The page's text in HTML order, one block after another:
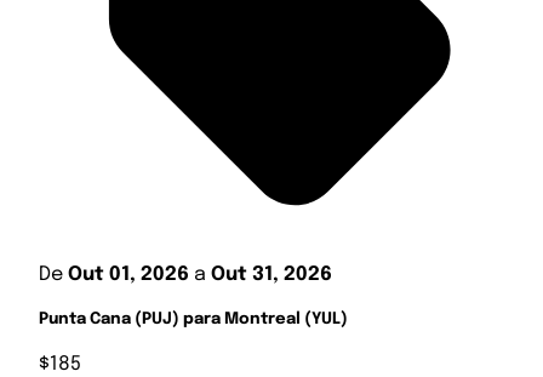
De Out 01, 2026 a Out 31, 2026
Punta Cana (PUJ) para Montreal (YUL)
$185